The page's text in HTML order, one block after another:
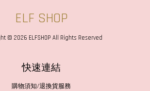
ELF SHOP
© 2026 ELFSHOP All Rights Reserved
快速連結
購物須知/退換貨服務